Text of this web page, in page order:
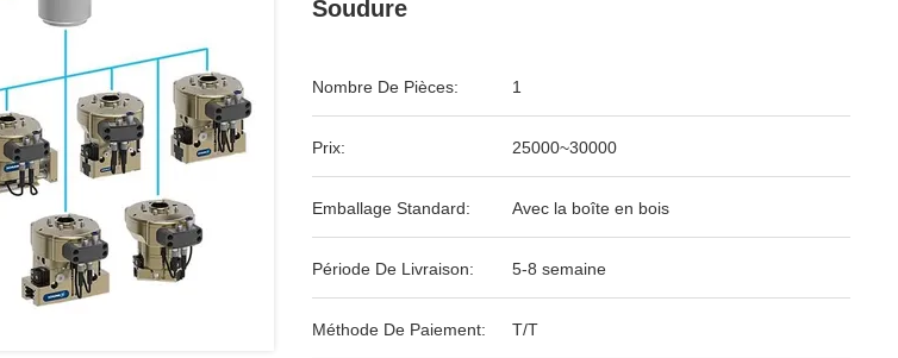
Soudure
Nombre De Pièces: 1
Prix: 25000~30000
Emballage Standard: Avec la boîte en bois
Période De Livraison: 5-8 semaine
Méthode De Paiement: T/T